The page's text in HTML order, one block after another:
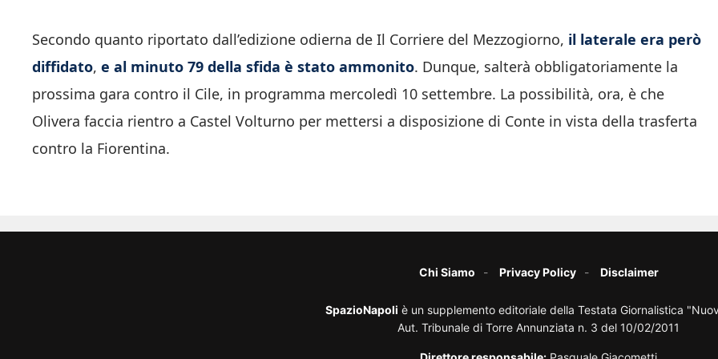
Secondo quanto riportato dall’edizione odierna de Il Corriere del Mezzogiorno, il laterale era però
diffidato, e al minuto 79 della sfida è stato ammonito. Dunque, salterà obbligatoriamente la
prossima gara contro il Cile, in programma mercoledì 10 settembre. La possibilità, ora, è che
Olivera faccia rientro a Castel Volturno per mettersi a disposizione di Conte in vista della trasferta
contro la Fiorentina.
Chi Siamo Privacy Policy Disclaimer
SpazioNapoli è un supplemento editoriale della Testata Giornalistica
Aut. Tribunale di Torre Annunziata n. 3 del 10/02/2011